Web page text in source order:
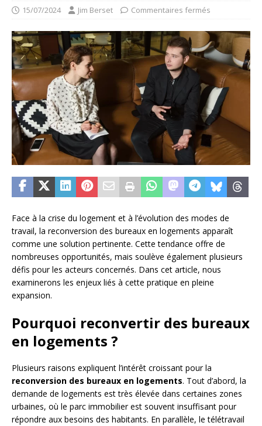
15/07/2024 Jim Berset Commentaires fermés
Face à la crise du logement et à l’évolution des modes de
travail, la reconversion des bureaux en logements apparaît
comme une solution pertinente. Cette tendance offre de
nombreuses opportunités, mais soulève également plusieurs
défis pour les acteurs concernés. Dans cet article, nous
examinerons les enjeux liés à cette pratique en pleine
expansion.
Pourquoi reconvertir des bureaux
en logements ?
Plusieurs raisons expliquent l’intérêt croissant pour la
reconversion des bureaux en logements. Tout d’abord, la
demande de logements est très élevée dans certaines zones
urbaines, où le parc immobilier est souvent insuffisant pour
répondre aux besoins des habitants. En parallèle, le télétravail